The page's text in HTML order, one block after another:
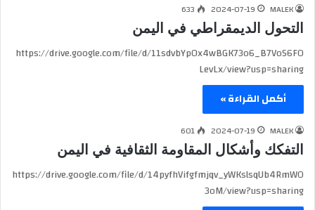
MALEK
2024-07-19
633
التحول الديمقراطي في اليمن
https://drive.google.com/file/d/11sdvbYp0x4wBGK73o6_B7VoS6FO
LevLx/view?usp=sharing
أكمل القراءة »
MALEK
2024-07-19
601
التفكك وأشكال المقاومة الثقافية في اليمن
https://drive.google.com/file/d/14pyfhVifgfmjqv_yWKslsqUb4RmWO
3oM/view?usp=sharing